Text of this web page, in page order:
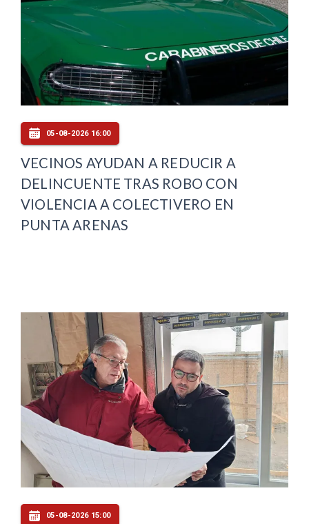
05-08-2026 16:00
VECINOS AYUDAN A REDUCIR A
DELINCUENTE TRAS ROBO CON
VIOLENCIA A COLECTIVERO EN
PUNTA ARENAS
05-08-2026 15:00